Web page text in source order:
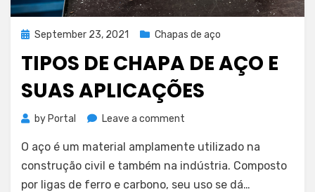
Posted
September 23, 2021 Chapas de aço
TIPOS DE CHAPA DE AÇO E
SUAS APLICAÇÕES
by Portal Leave a comment
de
chapa
de
O aço é um material amplamente utilizado na
construção civil e também na indústria. Composto
por ligas de ferro e carbono, seu uso se dá…